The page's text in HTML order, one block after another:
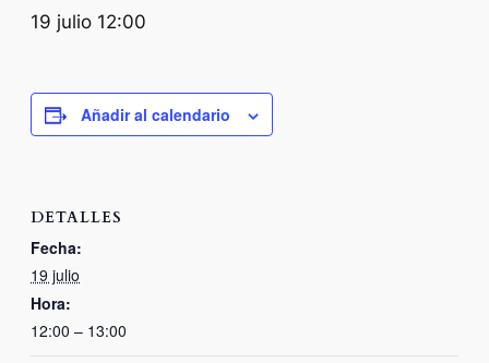
19 julio 12:00
Añadir al calendario
DETALLES
Fecha:
19 julio
Hora:
12:00 – 13:00